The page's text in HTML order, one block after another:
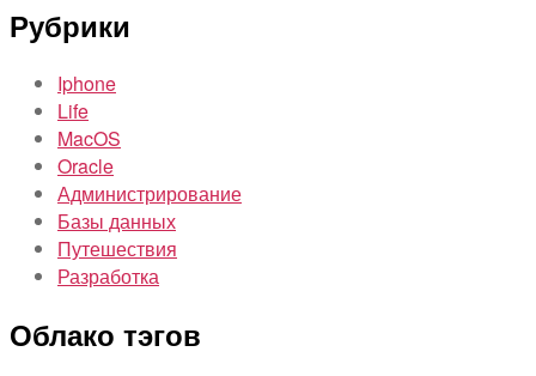
Рубрики
Iphone
Life
MacOS
Oracle
Администрирование
Базы данных
Путешествия
Разработка
Облако тэгов